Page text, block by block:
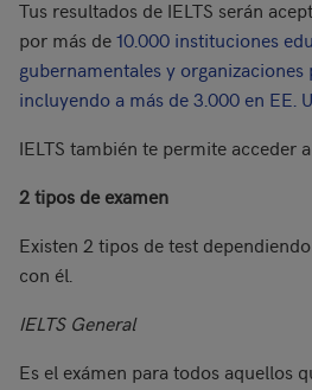
Tus resultados de IELTS serán
por más de 10.000 instituciones
gubernamentales y organizaciones
incluyendo a más de 3.000 en EE.
IELTS también te permite acceder
2 tipos de examen
Existen 2 tipos de test
con él.
IELTS General
Es el exámen para todos aquellos